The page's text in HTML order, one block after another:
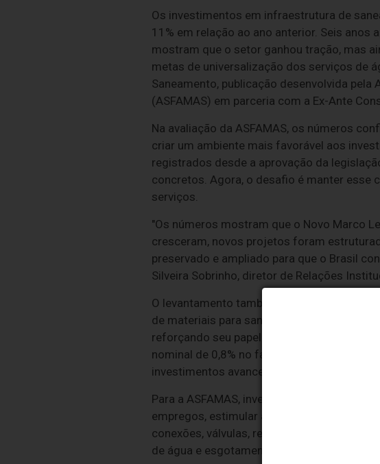
Os investimentos em infraestrutura de
11% em relação ao ano anterior. Seis anos
mostram que o setor ganhou tração, mas
metas de universalização dos serviços de
Saneamento, publicação desenvolvida
(ASFAMAS) em parceria com a Ex-Ante
Na avaliação da ASFAMAS, os números
criar um ambiente mais favorável aos
registrados desde a aprovação da
concretos. Agora, o desafio é manter
serviços.
"Os números mostram que o Novo Marco
cresceram, novos projetos foram
preservado e ampliado para que o Brasil
Silveira Sobrinho, diretor de Relações
O levantamento também mostra que esse
de materiais para saneamento
reforçando seu papel estratégico para a
nominal de 0,8% no faturamento, abaixo
investimentos avancem em maior escala.
Para a ASFAMAS, investir em saneamento
empregos, estimular a inovação e
conexões, válvulas, reservatórios, louças
de água e esgotamento sanitário.